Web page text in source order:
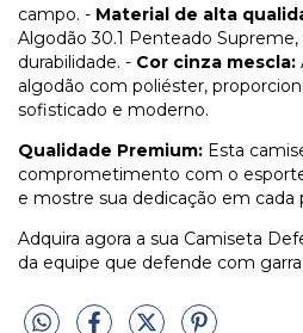
campo. - Material de alta
Algodão 30.1 Penteado
durabilidade. - Cor cinza mescla:
algodão com poliéster,
sofisticado e moderno.
Qualidade Premium: Esta
comprometimento com o
e mostre sua dedicação em cada
Adquira agora a sua Camiseta
da equipe que defende com